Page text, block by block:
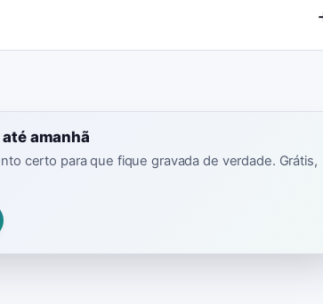
amanhã
certo para que fique gravada de verdade. Grátis,